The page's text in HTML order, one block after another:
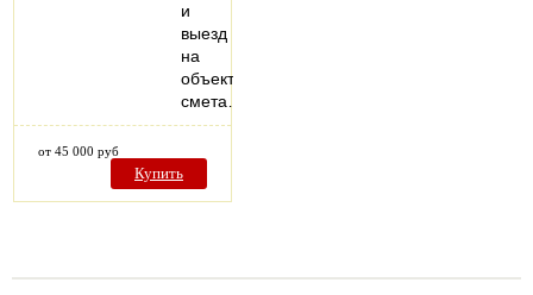
и
выезд
на
объект,
смета…
от 45 000 руб
Купить